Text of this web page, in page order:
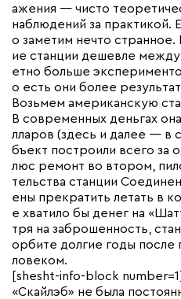
ажения — чисто
наблюдений за практикой.
о заметим нечто
ие станции дешевле
етно больше
о есть они более
Возьмем американскую
В современных деньгах
лларов (здесь и далее — в
бъект построили всего за
люс ремонт во втором,
тельства станции
ены прекратить летать в
е хватило бы денег на
тря на заброшенность,
орбите долгие годы после
ловеком.
[shesht-info-block number=1]
«Скайлэб» не была